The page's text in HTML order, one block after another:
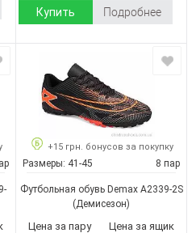
Купить Подробнее
+15 грн. бонусов за покупку
Размеры: 41-45 8 пар
Футбольная обувь Demax A2339-2S
(Демисезон)
Цена за пару Цена за ящик